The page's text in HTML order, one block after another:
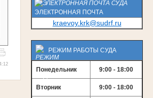
ЭЛЕКТРОННАЯ ПОЧТА
kraevoy.krk@sudrf.ru
РЕЖИМ РАБОТЫ СУДА
Понедельник 9:00 - 18:00
Вторник 9:00 - 18:00